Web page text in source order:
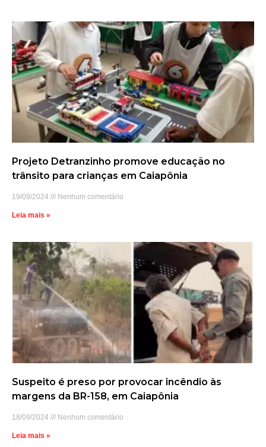
Projeto Detranzinho promove educação no
trânsito para crianças em Caiapônia
19/09/2024 Nenhum comentário
Leia mais »
Suspeito é preso por provocar incêndio às
margens da BR-158, em Caiapônia
18/09/2024 Nenhum comentário
Leia mais »